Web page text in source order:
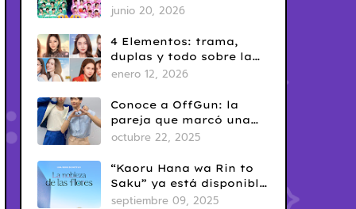
y temática
junio 20, 2026
4 Elementos: trama,
duplas y todo sobre la
saga GL antes de su
enero 12, 2026
Conoce a OffGun: la
pareja que marcó una
era en el BL tailandés
octubre 22, 2025
“Kaoru Hana wa Rin to
Saku” ya está disponible
en Netflix: romance
septiembre 09, 2025